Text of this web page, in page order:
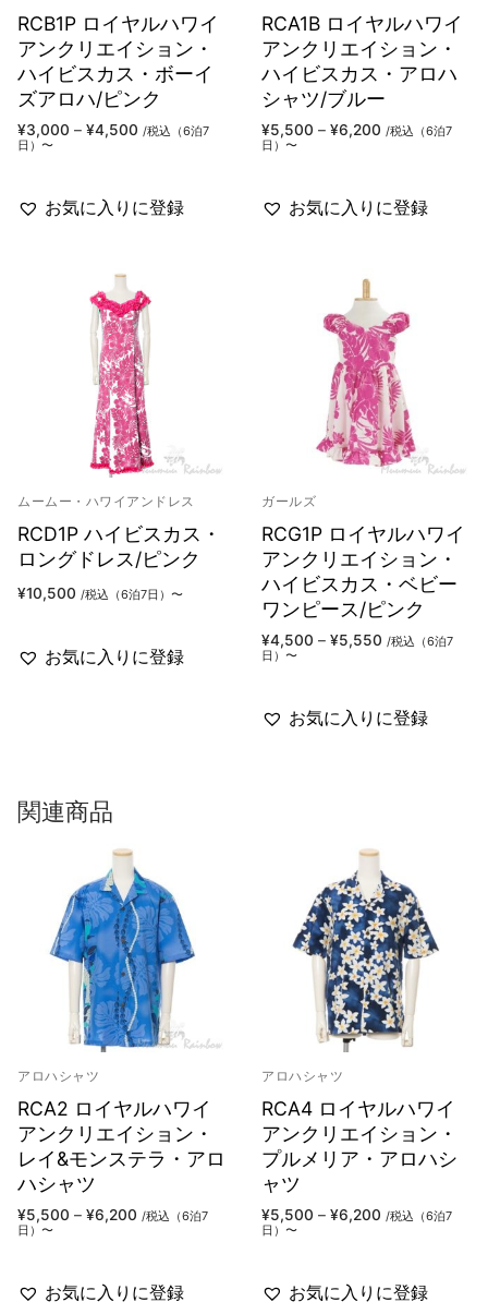
RCB1P ロイヤルハワイ
アンクリエイション・
ハイビスカス・ボーイ
ズアロハ/ピンク
¥3,000 – ¥4,500 価
格
¥4,500
/税込（6泊7
日）〜
お気に入りに登録
RCA1B ロイヤルハワイ
アンクリエイション・
ハイビスカス・アロハ
シャツ/ブルー
¥5,500 – ¥6,200 価
格
¥6,200
/税込（6泊7
日）〜
お気に入りに登録
ムームー・ハワイアンドレス
RCD1P ハイビスカス・
ロングドレス/ピンク
¥10,500 /税込（6泊7日）〜
お気に入りに登録
ガールズ
RCG1P ロイヤルハワイ
アンクリエイション・
ハイビスカス・ベビー
ワンピース/ピンク
¥4,500 – ¥5,550 価
格
¥5,550
/税込（6泊7
日）〜
お気に入りに登録
関連商品
アロハシャツ
RCA2 ロイヤルハワイ
アンクリエイション・
レイ&モンステラ・アロ
ハシャツ
¥5,500 – ¥6,200 価
格
¥6,200
/税込（6泊7
日）〜
お気に入りに登録
アロハシャツ
RCA4 ロイヤルハワイ
アンクリエイション・
プルメリア・アロハシ
ャツ
¥5,500 – ¥6,200 価
格
¥6,200
/税込（6泊7
日）〜
お気に入りに登録